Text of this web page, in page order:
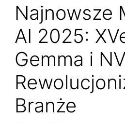
Najnowsze
AI 2025:
Gemma i
Branże